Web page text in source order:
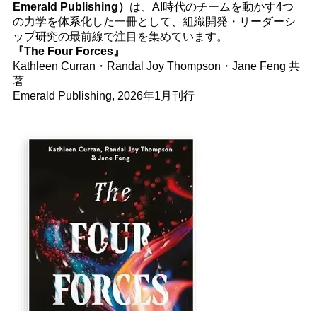
Emerald Publishing） は、AI時代のチームを動かす4つ
の力学を体系化した一冊として、組織開発・リーダーシ
ップ研究の最前線で注目を集めています。
『The Four Forces』
Kathleen Curran・Randal Joy Thompson・Jane Feng 共
著
Emerald Publishing, 2026年1月刊行